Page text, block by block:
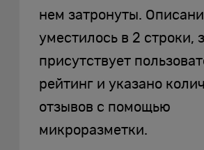
нем затронуты.
уместилось в 2 строки,
присутствует
рейтинг и указано
отзывов с помощью
микроразметки.